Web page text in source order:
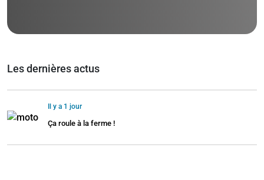
Les dernières actus
Il y a 1 jour
Ça roule à la ferme !